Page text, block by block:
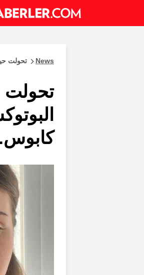
News تحولت
تحولت
كابوس.